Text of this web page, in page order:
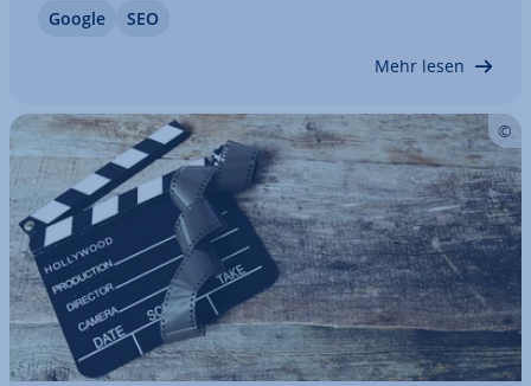
scheint vielen Web­mas­tern nicht bekannt zu sein.
Google SEO
Mehr lesen